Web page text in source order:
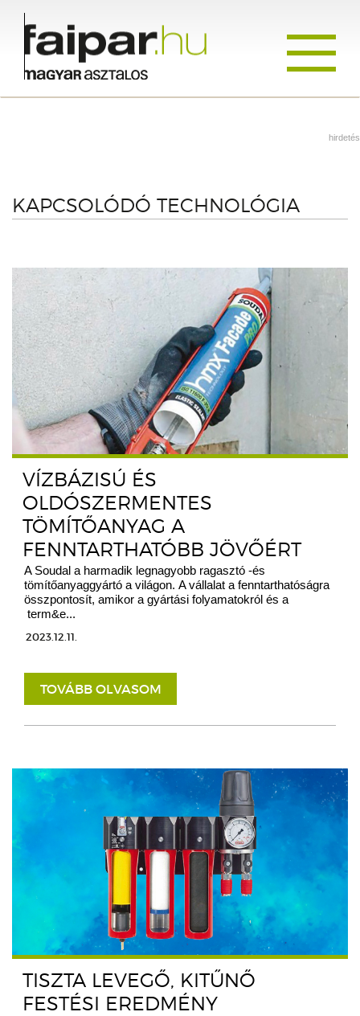
hirdetés
KAPCSOLÓDÓ TECHNOLÓGIA
VÍZBÁZISÚ ÉS
OLDÓSZERMENTES
TÖMÍTŐANYAG A
FENNTARTHATÓBB JÖVŐÉRT
A Soudal a harmadik legnagyobb ragasztó -és
tömítőanyaggyártó a világon. A vállalat a fenntarthatóságra
összpontosít, amikor a gyártási folyamatokról és a
term&e...
2023.12.11.
TOVÁBB OLVASOM
TISZTA LEVEGŐ, KITŰNŐ
FESTÉSI EREDMÉNY